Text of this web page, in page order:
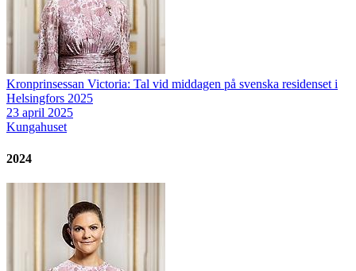
Kronprinsessan Victoria: Tal vid middagen på svenska residenset i
Helsingfors 2025
23 april 2025
Kungahuset
2024